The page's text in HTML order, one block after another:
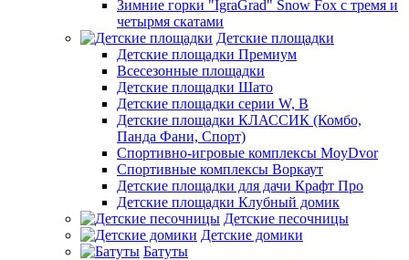
Зимние горки "IgraGrad" Snow Fox с тремя и
четырмя скатами
Детские площадки
Детские площадки Премиум
Всесезонные площадки
Детские площадки Шато
Детские площадки серии W, В
Детские площадки КЛАССИК (Комбо,
Панда Фани, Спорт)
Спортивно-игровые комплексы MoyDvor
Спортивные комплексы Воркаут
Детские площадки для дачи Крафт Про
Детские площадки Клубный домик
Детские песочницы
Детские домики
Батуты